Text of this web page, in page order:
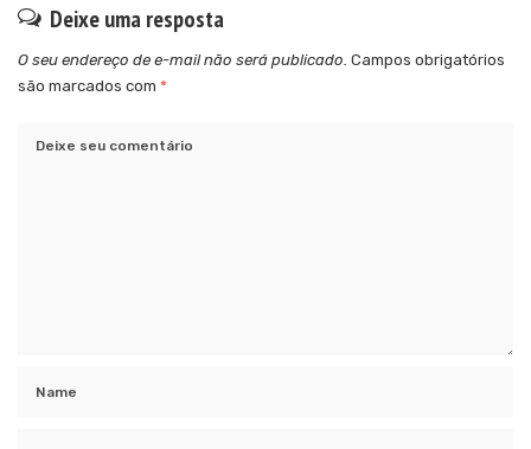
Deixe uma resposta
O seu endereço de e-mail não será publicado. Campos obrigatórios
são marcados com *